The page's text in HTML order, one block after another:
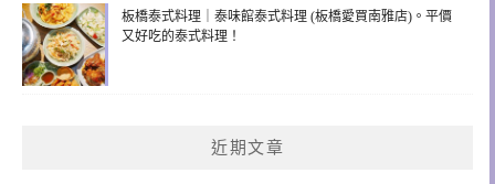
板橋泰式料理｜泰味館泰式料理 (板橋愛買南雅店)。平價
又好吃的泰式料理！
近期文章